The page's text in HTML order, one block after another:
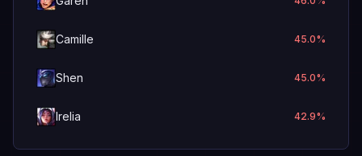
Camille 45.0%
Shen 45.0%
Irelia 42.9%